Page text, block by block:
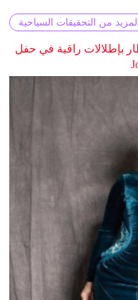
من التحقيقات السياحية
بإطلالات راقية في حفل